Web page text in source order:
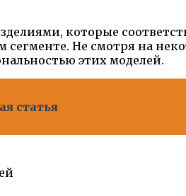
которые
сегменте. Не смотря на
этих моделей.
статья